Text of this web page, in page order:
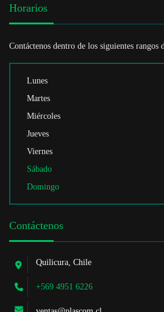
Horarios
Contáctenos dentro de los siguientes rangos
Lunes
Martes
Miércoles
Jueves
Viernes
Sábado
Domingo
Contáctenos
Quilicura, Chile
+569 4951 6226